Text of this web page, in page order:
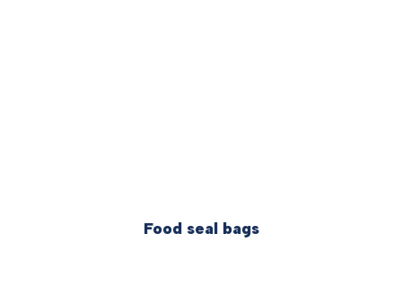
Food seal bags